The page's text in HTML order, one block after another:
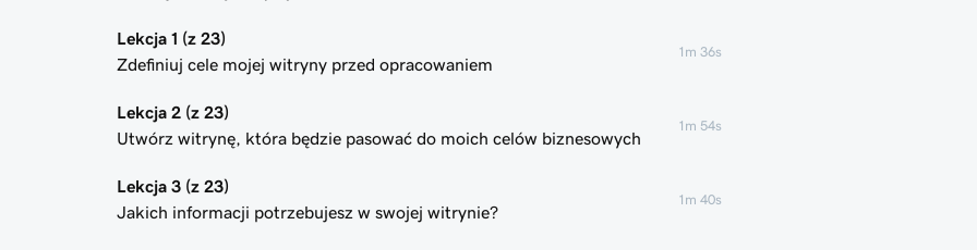
Lekcja 1 (z 23)
Zdefiniuj cele mojej witryny przed opracowaniem
1m 36s
Lekcja 2 (z 23)
Utwórz witrynę, która będzie pasować do moich celów biznesowych
1m 54s
Lekcja 3 (z 23)
Jakich informacji potrzebujesz w swojej witrynie?
1m 40s